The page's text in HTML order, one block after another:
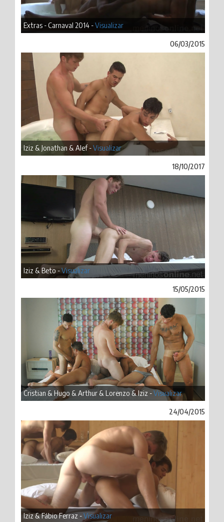
Extras - Carnaval 2014 -Visualizar
06/03/2015
Iziz & Jonathan & Alef -Visualizar
18/10/2017
Iziz & Beto -Visualizar
15/05/2015
Cristian & Hugo & Arthur & Lorenzo & Iziz -Visualizar
24/04/2015
Iziz & Fábio Ferraz -Visualizar